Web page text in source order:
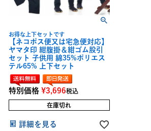
お得な上下セットです
【ネコポス便又は宅急便対応】
ヤマタ印 紺腹掛＆紺ゴム股引
セット 子供用 綿35%ポリエス
テル65% 上下セット
特別価格 ¥3,696税込
在庫切れ
詳細を見る